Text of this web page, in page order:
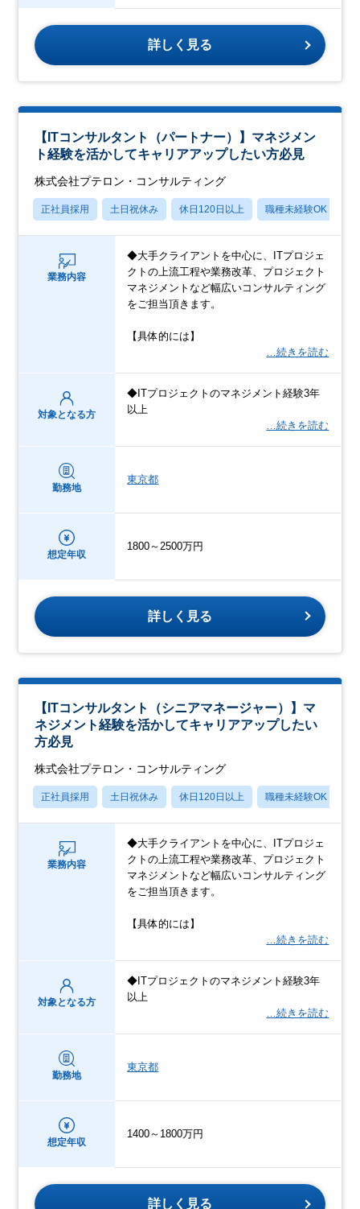
詳しく見る
【ITコンサルタント（パートナー）】マネジメン
ト経験を活かしてキャリアアップしたい方必見
株式会社プテロン・コンサルティング
正社員採用 土日祝休み 休日120日以上 職種未経験OK
業務内容
◆大手クライアントを中心に、ITプロジェ
クトの上流工程や業務改革、プロジェクト
マネジメントなど幅広いコンサルティング
をご担当頂きます。
【具体的には】
…続きを読む
対象となる方
◆ITプロジェクトのマネジメント経験3年
以上
…続きを読む
勤務地
東京都
想定年収
1800～2500万円
詳しく見る
【ITコンサルタント（シニアマネージャー）】マ
ネジメント経験を活かしてキャリアアップしたい
方必見
株式会社プテロン・コンサルティング
正社員採用 土日祝休み 休日120日以上 職種未経験OK
業務内容
◆大手クライアントを中心に、ITプロジェ
クトの上流工程や業務改革、プロジェクト
マネジメントなど幅広いコンサルティング
をご担当頂きます。
【具体的には】
…続きを読む
対象となる方
◆ITプロジェクトのマネジメント経験3年
以上
…続きを読む
勤務地
東京都
想定年収
1400～1800万円
詳しく見る